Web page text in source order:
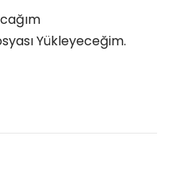
Yükleyeceğim.